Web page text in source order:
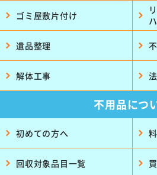
ゴミ屋敷片付け
遺品整理
解体工事
不用品につ
初めての方へ
回収対象品目一覧